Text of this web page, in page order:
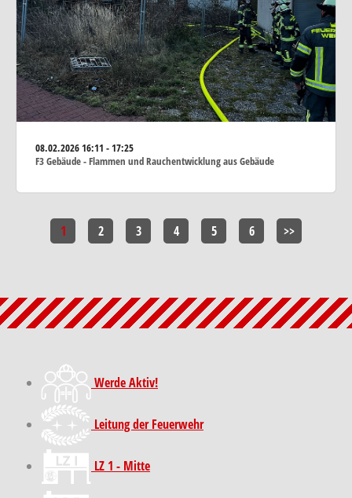
08.02.202616:11 - 17:25
F3 Gebäude - Flammen und Rauchentwicklung aus Gebäude
1 2 3 4 5 6 >>
Werde Aktiv!
Leitung der Feuerwehr
LZ 1 - Mitte